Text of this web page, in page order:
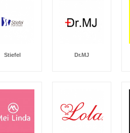
Stiefel Dr.MJ